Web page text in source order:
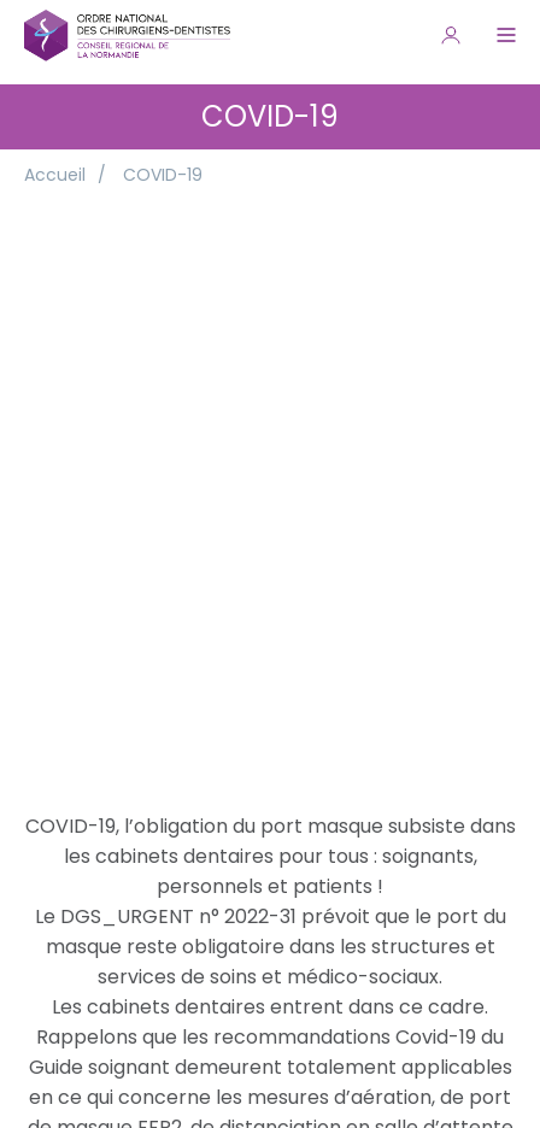
COVID-19
Accueil / COVID-19
COVID-19, l’obligation du port masque subsiste dans
les cabinets dentaires pour tous : soignants,
personnels et patients !
Le DGS_URGENT n° 2022-31 prévoit que le port du
masque reste obligatoire dans les structures et
services de soins et médico-sociaux.
Les cabinets dentaires entrent dans ce cadre.
Rappelons que les recommandations Covid-19 du
Guide soignant demeurent totalement applicables
en ce qui concerne les mesures d’aération, de port